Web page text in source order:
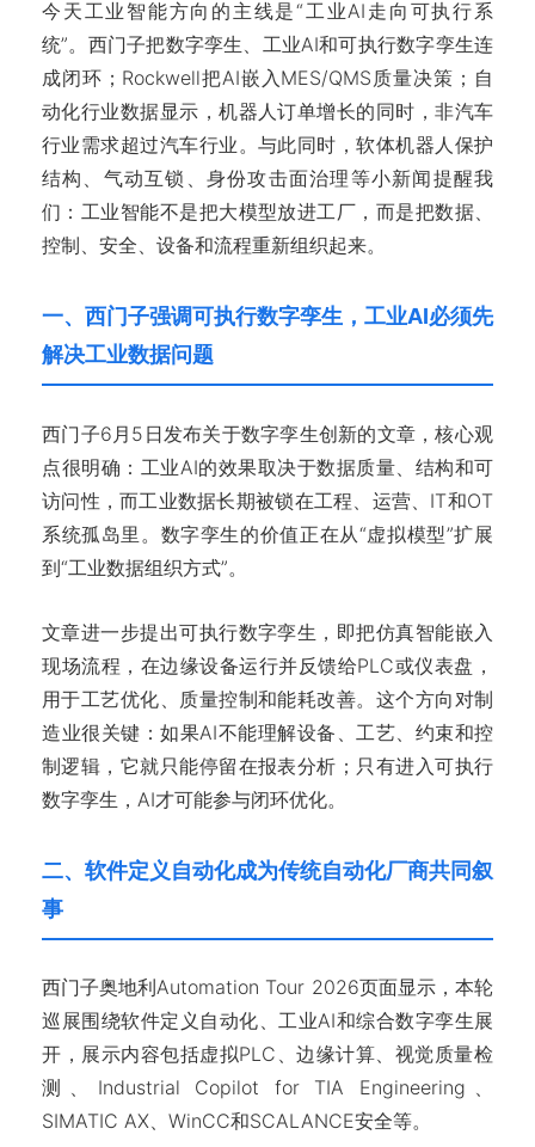
今天工业智能方向的主线是“工业AI走向可执行系
统”。西门子把数字孪生、工业AI和可执行数字孪生连
成闭环；Rockwell把AI嵌入MES/QMS质量决策；自
动化行业数据显示，机器人订单增长的同时，非汽车
行业需求超过汽车行业。与此同时，软体机器人保护
结构、气动互锁、身份攻击面治理等小新闻提醒我
们：工业智能不是把大模型放进工厂，而是把数据、
控制、安全、设备和流程重新组织起来。
一、西门子强调可执行数字孪生，工业AI必须先
解决工业数据问题
西门子6月5日发布关于数字孪生创新的文章，核心观
点很明确：工业AI的效果取决于数据质量、结构和可
访问性，而工业数据长期被锁在工程、运营、IT和OT
系统孤岛里。数字孪生的价值正在从“虚拟模型”扩展
到“工业数据组织方式”。
文章进一步提出可执行数字孪生，即把仿真智能嵌入
现场流程，在边缘设备运行并反馈给PLC或仪表盘，
用于工艺优化、质量控制和能耗改善。这个方向对制
造业很关键：如果AI不能理解设备、工艺、约束和控
制逻辑，它就只能停留在报表分析；只有进入可执行
数字孪生，AI才可能参与闭环优化。
二、软件定义自动化成为传统自动化厂商共同叙
事
西门子奥地利Automation Tour 2026页面显示，本轮
巡展围绕软件定义自动化、工业AI和综合数字孪生展
开，展示内容包括虚拟PLC、边缘计算、视觉质量检
测、Industrial Copilot for TIA Engineering、
SIMATIC AX、WinCC和SCALANCE安全等。